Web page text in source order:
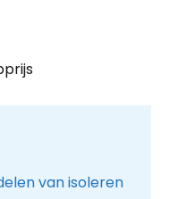
van isoleren